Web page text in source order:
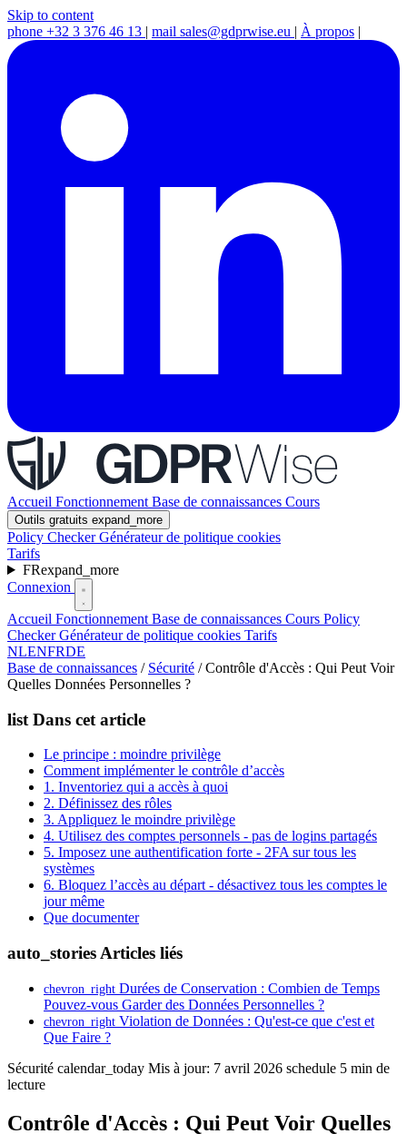
Skip to content
phone +32 3 376 46 13 | mail sales@gdprwise.eu | À propos |
Accueil Fonctionnement Base de connaissances Cours
Outils gratuits expand_more
Policy CheckerGénérateur de politique cookies
Tarifs
FRexpand_more
Connexion
Accueil Fonctionnement Base de connaissances Cours Policy
CheckerGénérateur de politique cookies Tarifs
NLENFRDE
Base de connaissances / Sécurité / Contrôle d'Accès : Qui Peut Voir
Quelles Données Personnelles ?
list Dans cet article
Le principe : moindre privilège
Comment implémenter le contrôle d’accès
1. Inventoriez qui a accès à quoi
2. Définissez des rôles
3. Appliquez le moindre privilège
4. Utilisez des comptes personnels - pas de logins partagés
5. Imposez une authentification forte - 2FA sur tous les
systèmes
6. Bloquez l’accès au départ - désactivez tous les comptes le
jour même
Que documenter
auto_stories Articles liés
chevron_right Durées de Conservation : Combien de Temps
Pouvez-vous Garder des Données Personnelles ?
chevron_right Violation de Données : Qu'est-ce que c'est et
Que Faire ?
Sécurité calendar_today Mis à jour: 7 avril 2026 schedule 5 min de
lecture
Contrôle d'Accès : Qui Peut Voir Quelles